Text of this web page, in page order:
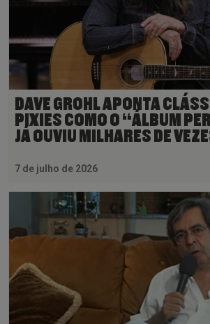
DAVE GROHL APONTA
PIXIES COMO O “ÁLBUM
JÁ OUVIU MILHARES DE
7 de julho de 2026